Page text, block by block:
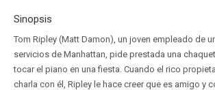
Sinopsis
Tom Ripley (Matt Damon), un joven empleado de
servicios de Manhattan, pide prestada una
tocar el piano en una fiesta. Cuando el rico
charla con él, Ripley le hace creer que es amigo y